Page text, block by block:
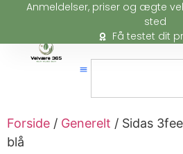
Anmeldelser, priser og ægte
sted
Få testet dit
Forside / Generelt / Sidas
blå